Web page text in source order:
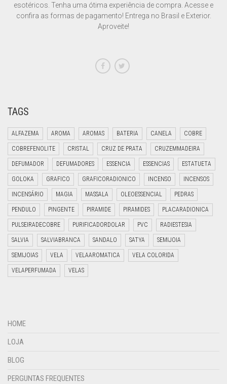
esotéricos. Tenha uma ótima experiência de compra. Acesse e
confira as formas de pagamento! Entrega no Brasil e Exterior.
Aproveite!
TAGS
ALFAZEMA AROMA AROMAS BATERIA CANELA COBRE
COBREFENOLITE CRISTAL CRUZ DE PRATA CRUZEMMADEIRA
DEFUMADOR DEFUMADORES ESSENCIA ESSENCIAS ESTATUETA
GOLOKA GRAFICO GRAFICORADIONICO INCENSO INCENSOS
INCENSÁRIO MAGIA MASSALA OLEOESSENCIAL PEDRAS
PENDULO PINGENTE PIRAMIDE PIRAMIDES PLACARADIONICA
PULSEIRADECOBRE PURIFICADORDOLAR PVC RADIESTESIA
SALVIA SALVIABRANCA SANDALO SATYA SEMIJOIA
SEMIJOIAS VELA VELAAROMATICA VELA COLORIDA
VELAPERFUMADA VELAS
HOME
LOJA
BLOG
PERGUNTAS FREQUENTES